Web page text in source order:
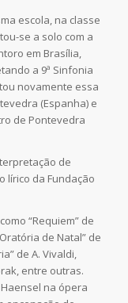
escola, na classe
se a solo com a
em Brasília,
a 9ª Sinfonia
novamente essa
(Espanha) e
de Pontevedra
de
lírico da Fundação
“Requiem” de
de Natal” de
de A. Vivaldi,
entre outras.
na ópera